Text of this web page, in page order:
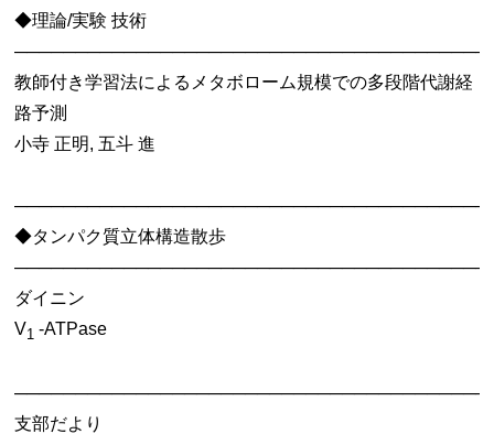
◆理論/実験 技術
教師付き学習法によるメタボローム規模での多段階代謝経
路予測
小寺 正明, 五斗 進
◆タンパク質立体構造散歩
ダイニン
V1 -ATPase
支部だより